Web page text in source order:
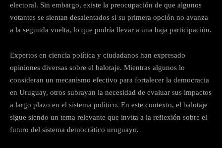
electoral. Sin embargo, existe la preocupación de que algunos
votantes se sientan desalentados si su primera opción no avanza
a la segunda vuelta, lo que podría llevar a una baja participación.
Expertos en ciencia política y ciudadanos han expresado
opiniones diversas sobre el balotaje. Mientras algunos lo
consideran un mecanismo efectivo para fortalecer la democracia
en Uruguay, otros subrayan la necesidad de evaluar sus impactos
a largo plazo en el sistema político. En este contexto, el balotaje
sigue siendo un tema relevante que invita a la reflexión sobre el
futuro del sistema democrático uruguayo.